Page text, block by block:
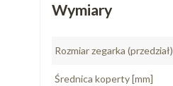
Wymiary
Rozmiar zegarka (przedział)
Średnica koperty [mm]